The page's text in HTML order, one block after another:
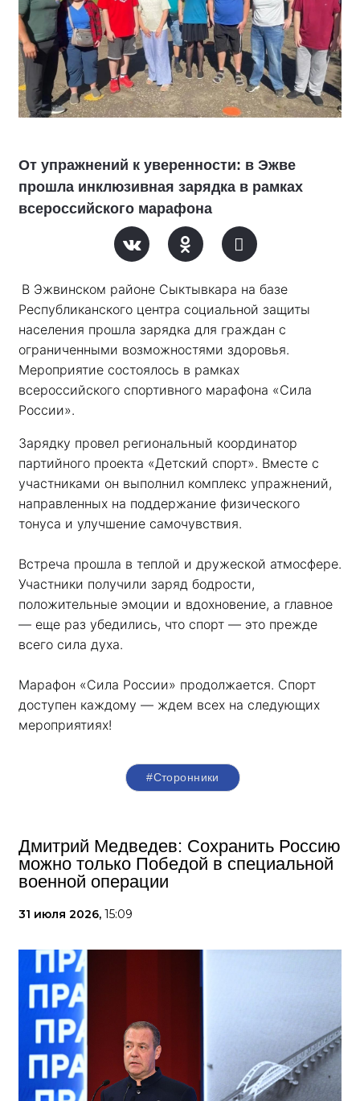
От упражнений к уверенности: в Эжве
прошла инклюзивная зарядка в рамках
всероссийского марафона
В Эжвинском районе Сыктывкара на базе
Республиканского центра социальной защиты
населения прошла зарядка для граждан с
ограниченными возможностями здоровья.
Мероприятие состоялось в рамках
всероссийского спортивного марафона «Сила
России».
Зарядку провел региональный координатор
партийного проекта «Детский спорт». Вместе с
участниками он выполнил комплекс упражнений,
направленных на поддержание физического
тонуса и улучшение самочувствия.
Встреча прошла в теплой и дружеской атмосфере.
Участники получили заряд бодрости,
положительные эмоции и вдохновение, а главное
— еще раз убедились, что спорт — это прежде
всего сила духа.
Марафон «Сила России» продолжается. Спорт
доступен каждому — ждем всех на следующих
мероприятиях!
#Сторонники
Дмитрий Медведев: Сохранить Россию
можно только Победой в специальной
военной операции
31 июля 2026, 15:09